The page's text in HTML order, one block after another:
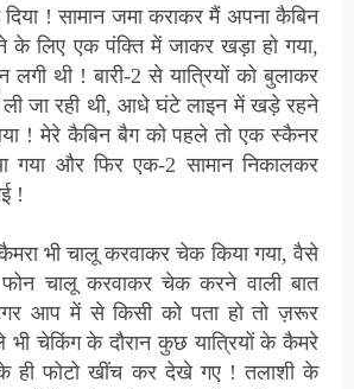
दिया ! सामान जमा कराकर मैं अपना कैबिन
लिए एक पंक्ति में जाकर खड़ा हो गया,
लगी थी ! बारी-2 से यात्रियों को बुलाकर
ली जा रही थी, आधे घंटे लाइन में खड़े रहने
! मेरे कैबिन बैग को पहले तो एक स्कैनर
गया और फिर एक-2 सामान निकालकर
!
भी चालू करवाकर चेक किया गया, वैसे
चालू करवाकर चेक करने वाली बात
आप में से किसी को पता हो तो ज़रूर
चेकिंग के दौरान कुछ यात्रियों के कैमरे
ही फोटो खींच कर देखे गए ! तलाशी के